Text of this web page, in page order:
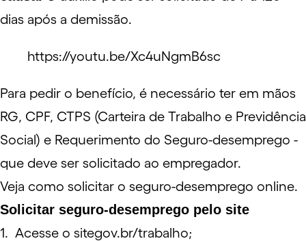
dias após a demissão.
https://youtu.be/Xc4uNgmB6sc
Para pedir o benefício, é necessário ter em mãos
RG, CPF, CTPS (Carteira de Trabalho e Previdência
Social) e Requerimento do Seguro-desemprego -
que deve ser solicitado ao empregador.
Veja como solicitar o seguro-desemprego online.
Solicitar seguro-desemprego pelo site
Acesse o sitegov.br/trabalho;